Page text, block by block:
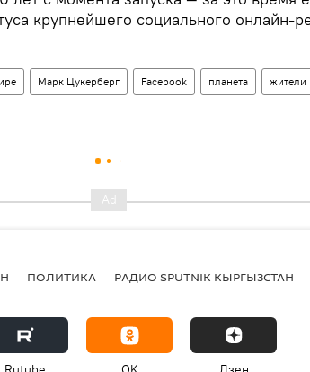
крупнейшего социального онлайн-
Марк Цукерберг Facebook планета жители
ПОЛИТИКА РАДИО SPUTNIK КЫРГЫЗСТАН